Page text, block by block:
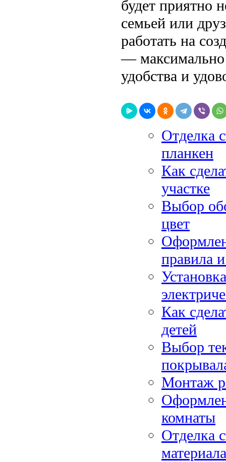
будет приятно
семьей или
работать на
— максимально
удобства и
Отделка
планкен
Как
участке
Выбор
цвет
правила
Как
детей
Выбор
Монтаж
комнаты
Отделка